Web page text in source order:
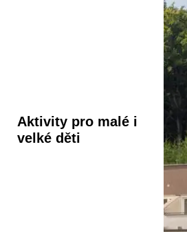
Aktivity pro malé i
velké děti